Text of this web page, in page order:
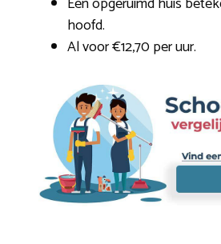
hoofd.
Al voor €12,70 per uur.